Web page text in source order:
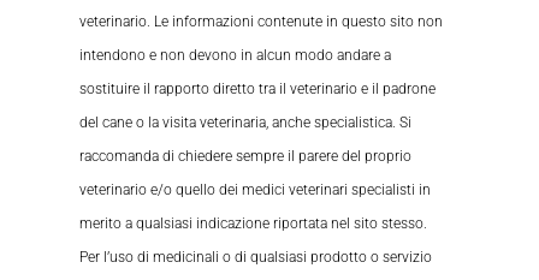
veterinario. Le informazioni contenute in questo sito non
intendono e non devono in alcun modo andare a
sostituire il rapporto diretto tra il veterinario e il padrone
del cane o la visita veterinaria, anche specialistica. Si
raccomanda di chiedere sempre il parere del proprio
veterinario e/o quello dei medici veterinari specialisti in
merito a qualsiasi indicazione riportata nel sito stesso.
Per l’uso di medicinali o di qualsiasi prodotto o servizio